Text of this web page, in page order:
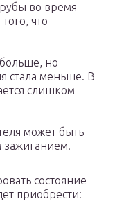
во время
что
больше, но
стала меньше. В
слишком
может быть
состояние
приобрести: